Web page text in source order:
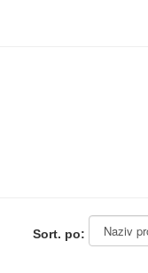
Sort. po: